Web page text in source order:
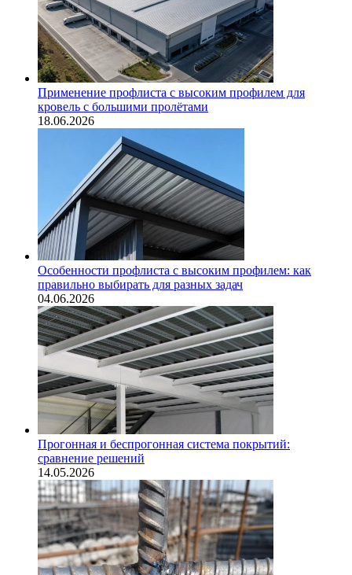
Применение профлиста с высоким профилем для
кровель с большими пролётами
18.06.2026
Особенности профлиста с высоким профилем: как
правильно выбирать для разных задач
04.06.2026
Прогонная и беспрогонная система покрытий:
сравнение решений
14.05.2026